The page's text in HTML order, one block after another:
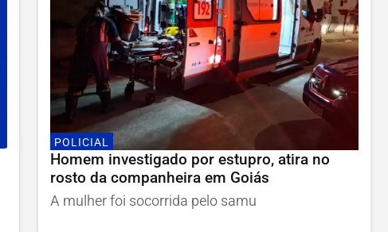
POLICIAL
Homem investigado por estupro, atira no
rosto da companheira em Goiás
A mulher foi socorrida pelo samu